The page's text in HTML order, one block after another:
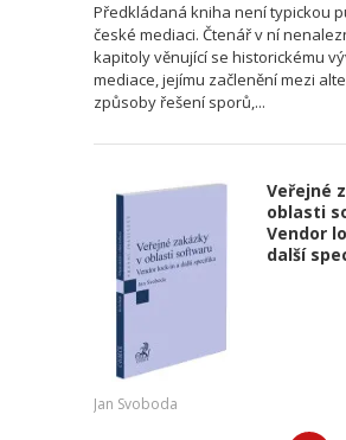
Předkládaná kniha není typickou
české mediaci. Čtenář v ní
kapitoly věnující se historickému
mediace, jejímu začlenění mezi
způsoby řešení sporů,...
Veřejné
oblasti
Vendor
další
Jan Svoboda